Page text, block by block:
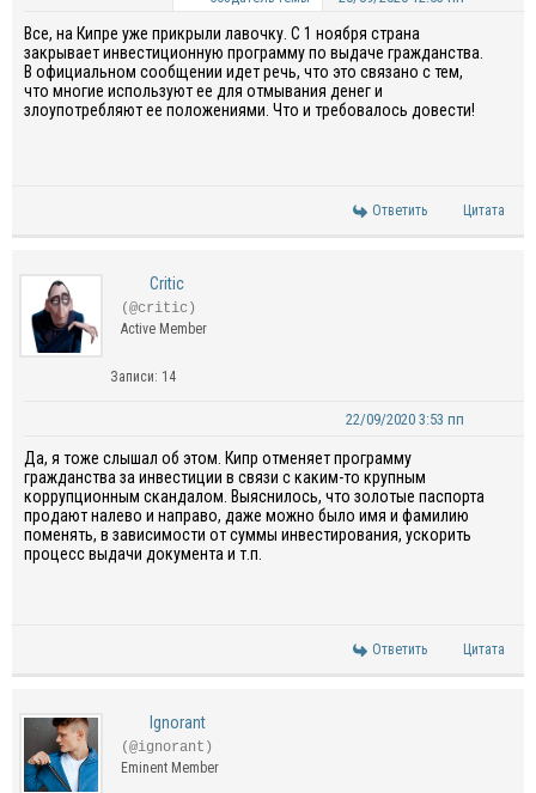
Все, на Кипре уже прикрыли лавочку. С 1 ноября страна
закрываетинвестиционную программу по выдаче гражданства
В официальном сообщении идет речь, что это связано с тем,
что многие используют ее для отмывания денег и
злоупотребляют ее положениями. Что и требовалось довести!
Ответить Цитата
Critic
(@critic)
Active Member
Записи: 14
22/09/2020 3:53 пп
Да, я тоже слышал об этом. Кипр отменяет программу
гражданства за инвестиции в связи с каким-то крупным
коррупционным скандалом. Выяснилось, что золотые паспорта
продают налево и направо, даже можно было имя и фамилию
поменять, в зависимости от суммы инвестирования, ускорить
процесс выдачи документа и т.п.
Ответить Цитата
Ignorant
(@ignorant)
Eminent Member